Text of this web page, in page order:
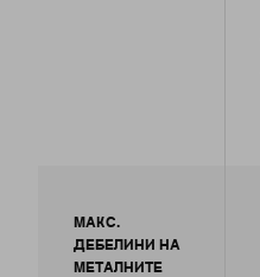
МАКС.
ДЕБЕЛИНИ НА
МЕТАЛНИТЕ